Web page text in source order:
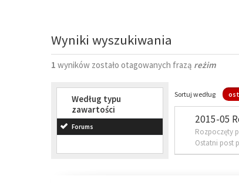
Wyniki wyszukiwania
1 wyników zostało otagowanych frazą reżim
Według typu
zawartości
Forums
Sortuj według
2015-05
Rozpoczęty
Ostatni post